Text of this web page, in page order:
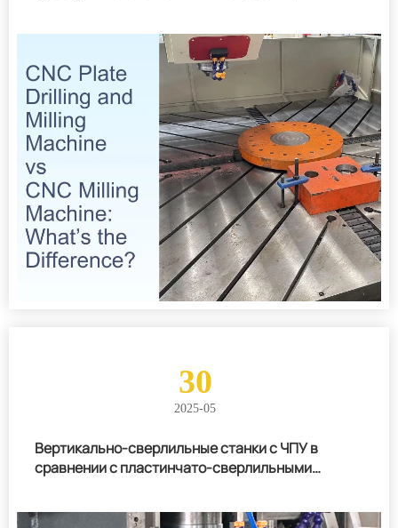
30
2025-05
Вертикально-сверлильные станки с ЧПУ в
сравнении с пластинчато-сверлильными